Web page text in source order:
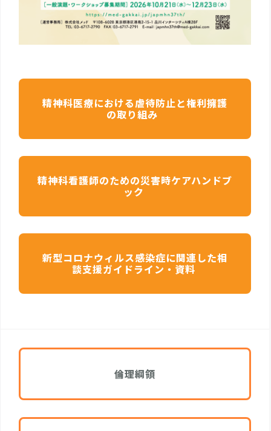
精神科医療における虐待防止と権利擁護
の取り組み
精神科看護師のための災害時ケアハンドブ
ック
新型コロナウィルス感染症に関連した相
談支援ガイドライン・資料
倫理綱領